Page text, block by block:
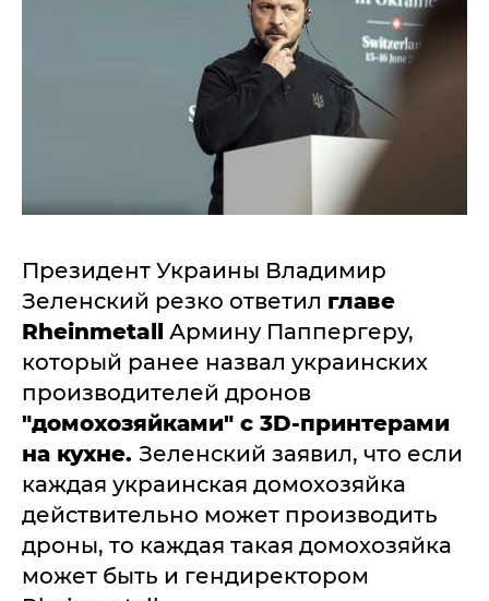
Президент Украины Владимир
Зеленский резко ответил главе
Rheinmetall Армину Паппергеру,
который ранее назвал украинских
производителей дронов
"домохозяйками" с 3D-принтерами
на кухне. Зеленский заявил, что если
каждая украинская домохозяйка
действительно может производить
дроны, то каждая такая домохозяйка
может быть и гендиректором